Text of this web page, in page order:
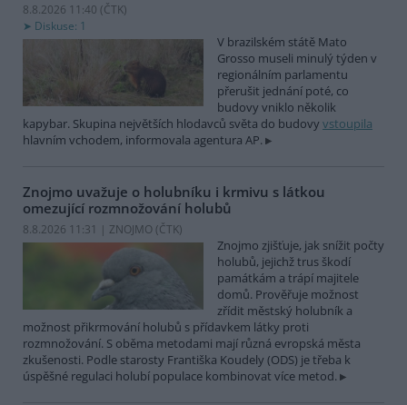
8.8.2026 11:40 (ČTK)
Diskuse: 1
V brazilském státě Mato
Grosso museli minulý týden v
regionálním parlamentu
přerušit jednání poté, co
budovy vniklo několik
kapybar. Skupina největších hlodavců světa do budovy vstoupila
hlavním vchodem, informovala agentura AP.
Znojmo uvažuje o holubníku i krmivu s látkou
omezující rozmnožování holubů
8.8.2026 11:31 | ZNOJMO (ČTK)
Znojmo zjišťuje, jak snížit počty
holubů, jejichž trus škodí
památkám a trápí majitele
domů. Prověřuje možnost
zřídit městský holubník a
možnost přikrmování holubů s přídavkem látky proti
rozmnožování. S oběma metodami mají různá evropská města
zkušenosti. Podle starosty Františka Koudely (ODS) je třeba k
úspěšné regulaci holubí populace kombinovat více metod.